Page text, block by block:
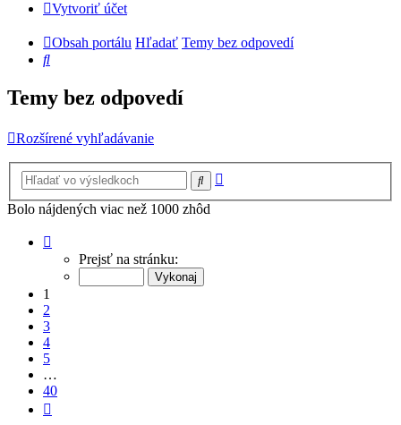
Vytvoriť účet
Obsah portálu Hľadať Temy bez odpovedí
Hľadať
Temy bez odpovedí
Rozšírené vyhľadávanie
Hľadať
Bolo nájdených viac než 1000 zhôd
Prejsť na stránku:
1
2
3
4
5
…
40